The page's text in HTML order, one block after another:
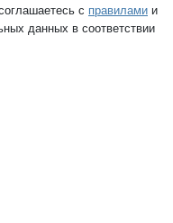
с правилами и
данных в соответствии